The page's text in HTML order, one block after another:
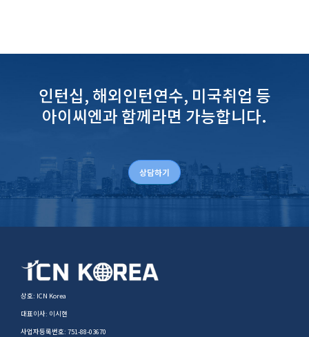
인턴십, 해외인턴연수, 미국취업 등
아이씨엔과 함께라면 가능합니다.
상담하기
상호: ICN Korea
대표이사: 이시현
사업자등록번호: 751-88-03670